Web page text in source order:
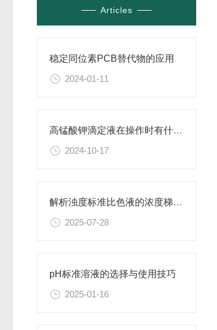
Articles
稳定同位素PCB替代物的应用
2024-01-11
高锰酸钾滴定液在操作时有什么要领可言呢？
2024-10-17
解析浊度标准比色液的浓度梯度与配比
2025-07-28
pH标准溶液的选择与使用技巧
2025-01-16